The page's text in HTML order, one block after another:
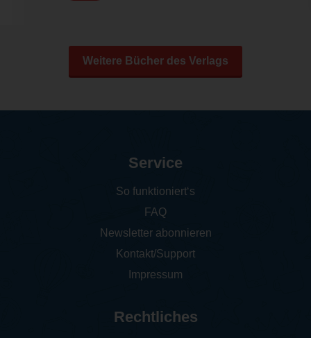
Weitere Bücher des Verlags
Service
So funktioniert‘s
FAQ
Newsletter abonnieren
Kontakt/Support
Impressum
Rechtliches